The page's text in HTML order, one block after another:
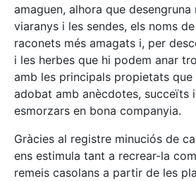
amaguen, alhora que
viaranys i les sendes, els noms
raconets més amagats i, per
i les herbes que hi podem anar
amb les principals propietats que
adobat amb anècdotes, succeïts
esmorzars en bona companyia.
Gràcies al registre minuciós de
ens estimula tant a recrear-la
remeis casolans a partir de les